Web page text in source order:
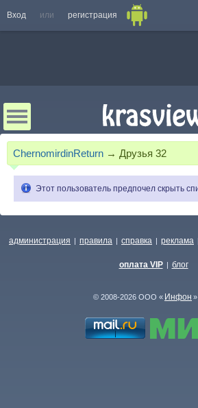
Вход или регистрация
ChernomirdinReturn → Друзья 32
Этот пользователь предпочел скрыть
администрация | правила | справка | реклама
оплата VIP | блог
© 2008-2026 ООО « Инфон »